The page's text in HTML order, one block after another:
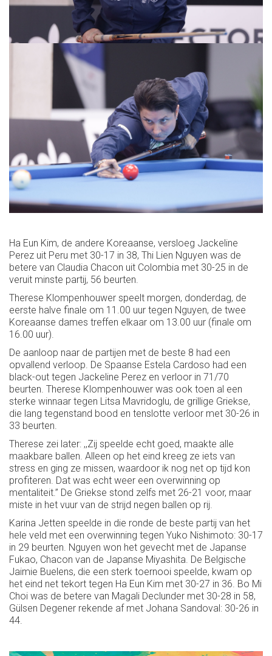
Ha Eun Kim, de andere Koreaanse, versloeg Jackeline
Perez uit Peru met 30-17 in 38, Thi Lien Nguyen was de
betere van Claudia Chacon uit Colombia met 30-25 in de
veruit minste partij, 56 beurten.
Therese Klompenhouwer speelt morgen, donderdag, de
eerste halve finale om 11.00 uur tegen Nguyen, de twee
Koreaanse dames treffen elkaar om 13.00 uur (finale om
16.00 uur).
De aanloop naar de partijen met de beste 8 had een
opvallend verloop. De Spaanse Estela Cardoso had een
black-out tegen Jackeline Perez en verloor in 71/70
beurten. Therese Klompenhouwer was ook toen al een
sterke winnaar tegen Litsa Mavridoglu, de grillige Griekse,
die lang tegenstand bood en tenslotte verloor met 30-26 in
33 beurten.
Therese zei later: ,,Zij speelde echt goed, maakte alle
maakbare ballen. Alleen op het eind kreeg ze iets van
stress en ging ze missen, waardoor ik nog net op tijd kon
profiteren. Dat was echt weer een overwinning op
mentaliteit.’’ De Griekse stond zelfs met 26-21 voor, maar
miste in het vuur van de strijd negen ballen op rij.
Karina Jetten speelde in die ronde de beste partij van het
hele veld met een overwinning tegen Yuko Nishimoto: 30-17
in 29 beurten. Nguyen won het gevecht met de Japanse
Fukao, Chacon van de Japanse Miyashita. De Belgische
Jaimie Buelens, die een sterk toernooi speelde, kwam op
het eind net tekort tegen Ha Eun Kim met 30-27 in 36. Bo Mi
Choi was de betere van Magali Declunder met 30-28 in 58,
Gülsen Degener rekende af met Johana Sandoval: 30-26 in
44.